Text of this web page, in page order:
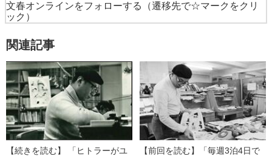
文春オンラインをフォローする
（遷移先で☆マークをクリ
ック）
関連記事
【続きを読む】 「ヒトラーがユ
【前回を読む】「毎週3泊4日で